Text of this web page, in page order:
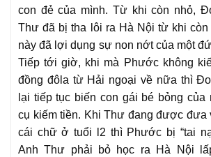
con đẻ của mình. Từ khi còn nhỏ,
Thư đã bị tha lôi ra Hà Nội từ khi còn
này đã lợi dụng sự non nớt của một
Tiếp tới giờ, khi mà Phước không
đồng đôla từ Hải ngoại về nữa thì
lại tiếp tục biến con gái bé bỏng của
cụ kiếm tiền. Khi Thư đang được đưa
cái chữ ở tuổi l2 thì Phước bị “tai
Anh Thư phải bỏ học ra Hà Nội